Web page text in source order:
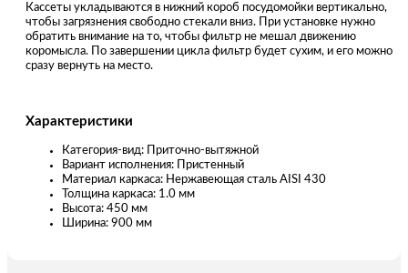
Кассеты укладываются в нижний короб посудомойки вертикально,
чтобы загрязнения свободно стекали вниз. При установке нужно
обратить внимание на то, чтобы фильтр не мешал движению
коромысла. По завершении цикла фильтр будет сухим, и его можно
сразу вернуть на место.
Характеристики
Категория-вид: Приточно-вытяжной
Вариант исполнения: Пристенный
Материал каркаса: Нержавеющая сталь AISI 430
Толщина каркаса: 1.0 мм
Высота: 450 мм
Ширина: 900 мм